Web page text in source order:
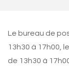
Le bureau de
13h30 à 17h00,
de 13h30 à